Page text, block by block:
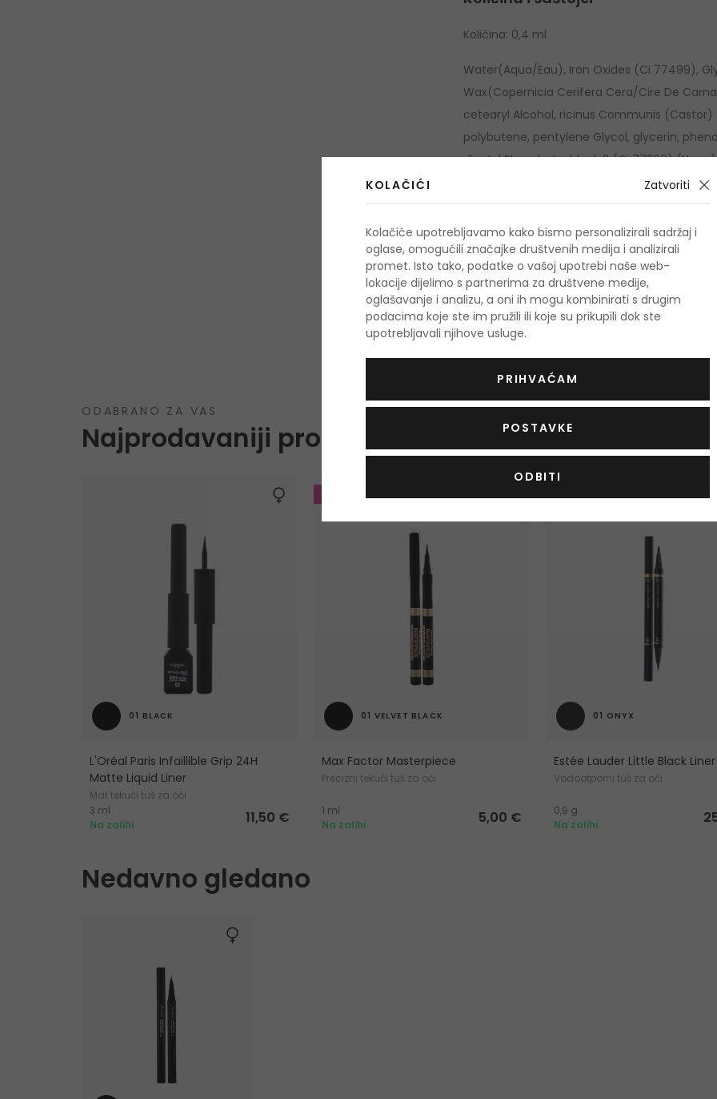
Količina: 0,4 ml
Water(Aqua/Eau), Iron Oxides (Ci 77499),
Wax(Copernicia Cerifera Cera/Cire De
cetearyl Alcohol, ricinus Communis (Castor)
polybutene, pentylene Glycol, glycerin,
dicetyl Phosphate, black 2 (Ci 77266)
potassium Sorbate, laureth-21, sodium
dehydroacetic Acid, lecithin, tocopherol,
Popis sastojaka se može promijeniti.
kupljenom proizvodu.
Vrsta proizvoda
Tekuće
Vodootporan
DA
Boja
ODABRANO ZA VAS
Najprodavaniji proizvodi
01 BLACK
L'Oréal Paris Infaillible Grip 24H
Matte Liquid Liner
Mat tekući tuš za oči
3 ml
Na zalihi
11,50 €
-20%. KOD: OUTLET20
01 VELVET BLACK
Max Factor Masterpiece
Precizni tekući tuš za oči
1 ml
Na zalihi
5,00 €
01 ONYX
Estée Lauder Little Black Liner
Vodootporni tuš za oči
0,9 g
Na zalihi
Nedavno gledano
KOLAČIĆI Zatvoriti
Kolačiće upotrebljavamo kako bismo personalizirali sadržaj i
oglase, omogućili značajke društvenih medija i analizirali
promet. Isto tako, podatke o vašoj upotrebi naše web-
lokacije dijelimo s partnerima za društvene medije,
oglašavanje i analizu, a oni ih mogu kombinirati s drugim
podacima koje ste im pružili ili koje su prikupili dok ste
upotrebljavali njihove usluge.
PRIHVAĆAM
POSTAVKE
ODBITI